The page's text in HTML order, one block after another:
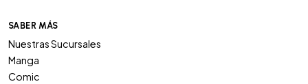
SABER MÁS
Nuestras Sucursales
Manga
Comic